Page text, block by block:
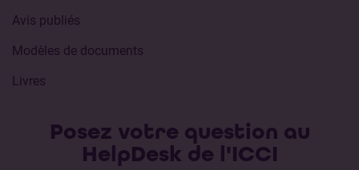
Avis publiés
Modèles de documents
Livres
Posez votre question au
HelpDesk de l'ICCI